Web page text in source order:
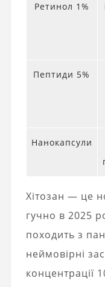
Ретинол 1%
Пептиди 5%
Нанокапсули
Хітозан — це
гучно в 2025
походить з
неймовірні
концентрації